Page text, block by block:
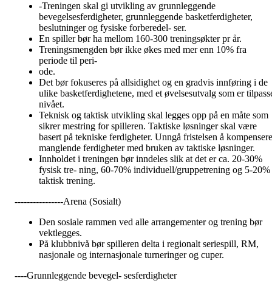
-Treningen skal gi utvikling av grunnleggende
bevegelsesferdigheter, grunnleggende basketferdigheter,
beslutninger og fysiske forberedel- ser.
En spiller bør ha mellom 160-300 treningsøkter pr år.
Treningsmengden bør ikke økes med mer enn 10% fra
periode til peri-
ode.
Det bør fokuseres på allsidighet og en gradvis innføring i de
ulike basketferdighetene, med et øvelsesutvalg som er
nivået.
Teknisk og taktisk utvikling skal legges opp på en måte som
sikrer mestring for spilleren. Taktiske løsninger skal være
basert på tekniske ferdigheter. Unngå fristelsen å kompensere
manglende ferdigheter med bruken av taktiske løsninger.
Innholdet i treningen bør inndeles slik at det er ca. 20-30%
fysisk tre- ning, 60-70% individuell/gruppetrening og 5-20%
taktisk trening.
----------------Arena (Sosialt)
Den sosiale rammen ved alle arrangementer og trening bør
vektlegges.
På klubbnivå bør spilleren delta i regionalt seriespill, RM,
nasjonale og internasjonale turneringer og cuper.
----Grunnleggende bevegel- sesferdigheter